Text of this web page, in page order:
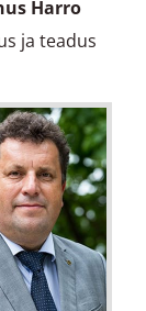
Harro
ja teadus